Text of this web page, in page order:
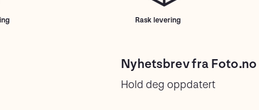
Rask levering
Nyhetsbrev fra Foto.no
Hold deg oppdatert